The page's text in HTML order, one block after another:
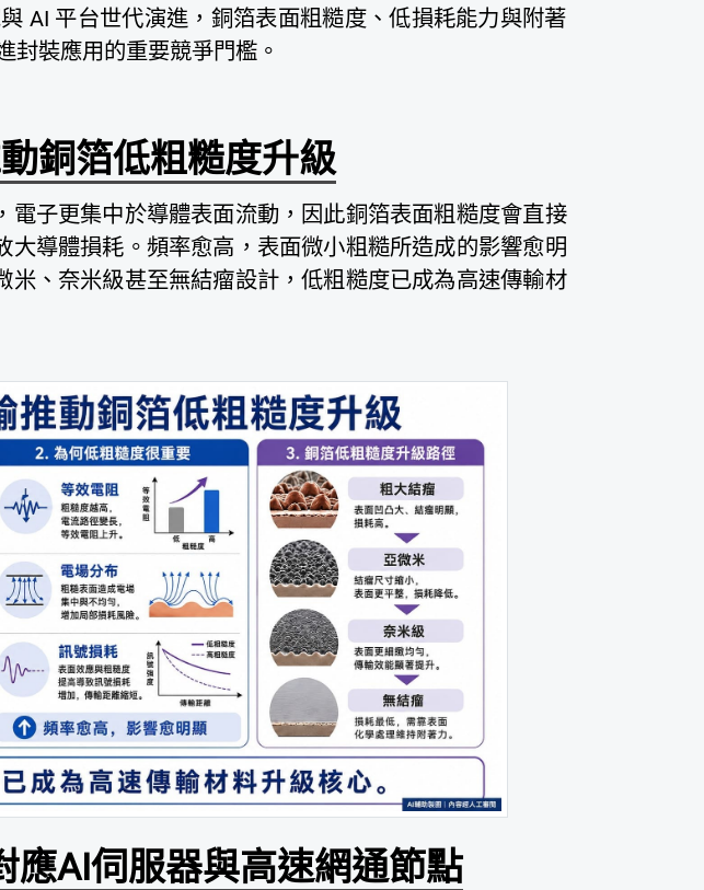
AI 平台世代演進，銅箔表面粗糙度、低損耗能力與附著
封裝應用的重要競爭門檻。
銅箔低粗糙度升級
電子更集中於導體表面流動，因此銅箔表面粗糙度會直接
大導體損耗。頻率愈高，表面微小粗糙所造成的影響愈明
米、奈米級甚至無結瘤設計，低粗糙度已成為高速傳輸材
應AI伺服器與高速網通節點